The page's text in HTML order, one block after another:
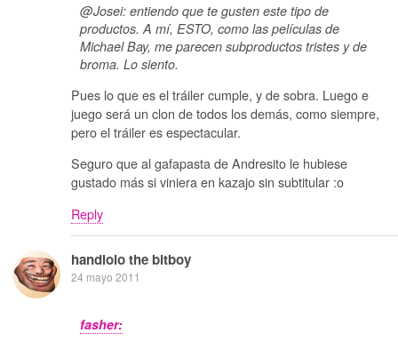
@Josei: entiendo que te gusten este tipo de
productos. A mí, ESTO, como las películas de
Michael Bay, me parecen subproductos tristes y de
broma. Lo siento.
Pues lo que es el tráiler cumple, y de sobra. Luego e
juego será un clon de todos los demás, como siempre,
pero el tráiler es espectacular.
Seguro que al gafapasta de Andresito le hubiese
gustado más si viniera en kazajo sin subtitular :o
Reply
handlolo the bitboy
24 mayo 2011
fasher: